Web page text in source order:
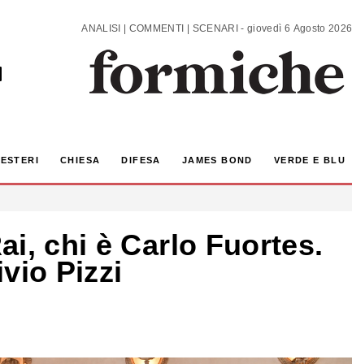
ANALISI | COMMENTI | SCENARI - giovedì 6 Agosto 2026
ESTERI CHIESA DIFESA JAMES BOND VERDE E BLU
chi è Carlo Fuortes.
Pizzi